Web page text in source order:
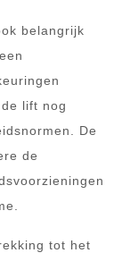
belangrijk
lift nog
De
de
tot het